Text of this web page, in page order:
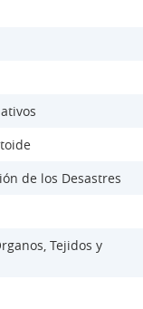
de los Desastres
Tejidos y